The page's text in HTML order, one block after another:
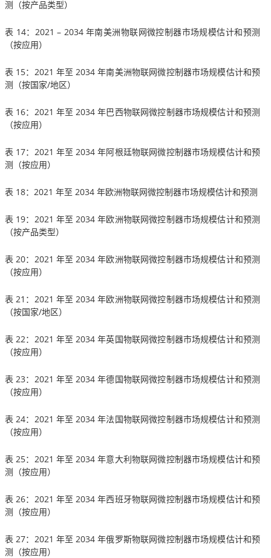
测（按产品类型）
表 14：2021 – 2034 年南美洲物联网微控制器市场规模估计和预测
（按应用）
表 15：2021 年至 2034 年南美洲物联网微控制器市场规模估计和预
测（按国家/地区）
表 16：2021 年至 2034 年巴西物联网微控制器市场规模估计和预测
（按应用）
表 17：2021 年至 2034 年阿根廷物联网微控制器市场规模估计和预
测（按应用）
表 18：2021 年至 2034 年欧洲物联网微控制器市场规模估计和预测
表 19：2021 年至 2034 年欧洲物联网微控制器市场规模估计和预测
（按产品类型）
表 20：2021 年至 2034 年欧洲物联网微控制器市场规模估计和预测
（按应用）
表 21：2021 年至 2034 年欧洲物联网微控制器市场规模估计和预测
（按国家/地区）
表 22：2021 年至 2034 年英国物联网微控制器市场规模估计和预测
（按应用）
表 23：2021 年至 2034 年德国物联网微控制器市场规模估计和预测
（按应用）
表 24：2021 年至 2034 年法国物联网微控制器市场规模估计和预测
（按应用）
表 25：2021 年至 2034 年意大利物联网微控制器市场规模估计和预
测（按应用）
表 26：2021 年至 2034 年西班牙物联网微控制器市场规模估计和预
测（按应用）
表 27：2021 年至 2034 年俄罗斯物联网微控制器市场规模估计和预
测（按应用）